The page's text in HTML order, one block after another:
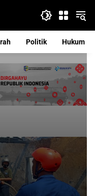
Politik Hukum